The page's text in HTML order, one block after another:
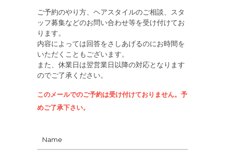
ご予約のやり方、ヘアスタイルのご相談、スタ
ッフ募集などのお問い合わせ等を受け付けてお
ります。
内容によっては回答をさしあげるのにお時間を
いただくこともございます。
また、休業日は翌営業日以降の対応となります
のでご了承ください。
このメールでのご予約は受け付けておりません。予
めご了承下さい。